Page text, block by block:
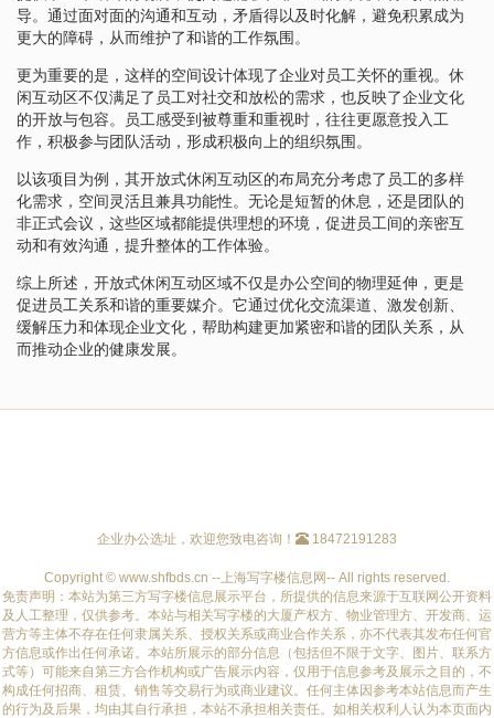
导。通过面对面的沟通和互动，矛盾得以及时化解，避免积累成为
更大的障碍，从而维护了和谐的工作氛围。
更为重要的是，这样的空间设计体现了企业对员工关怀的重视。休
闲互动区不仅满足了员工对社交和放松的需求，也反映了企业文化
的开放与包容。员工感受到被尊重和重视时，往往更愿意投入工
作，积极参与团队活动，形成积极向上的组织氛围。
以该项目为例，其开放式休闲互动区的布局充分考虑了员工的多样
化需求，空间灵活且兼具功能性。无论是短暂的休息，还是团队的
非正式会议，这些区域都能提供理想的环境，促进员工间的亲密互
动和有效沟通，提升整体的工作体验。
综上所述，开放式休闲互动区域不仅是办公空间的物理延伸，更是
促进员工关系和谐的重要媒介。它通过优化交流渠道、激发创新、
缓解压力和体现企业文化，帮助构建更加紧密和谐的团队关系，从
而推动企业的健康发展。
企业办公选址，欢迎您致电咨询！ 18472191283
Copyright © www.shfbds.cn --上海写字楼信息网-- All rights reserved.
免责声明：本站为第三方写字楼信息展示平台，所提供的信息来源于互联网公开资料
及人工整理，仅供参考。本站与相关写字楼的大厦产权方、物业管理方、开发商、运
营方等主体不存在任何隶属关系、授权关系或商业合作关系，亦不代表其发布任何官
方信息或作出任何承诺。本站所展示的部分信息（包括但不限于文字、图片、联系方
式等）可能来自第三方合作机构或广告展示内容，仅用于信息参考及展示之目的，不
构成任何招商、租赁、销售等交易行为或商业建议。任何主体因参考本站信息而产生
的行为及后果，均由其自行承担，本站不承担相关责任。如相关权利人认为本页面内